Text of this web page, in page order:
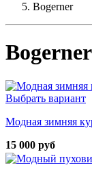
Bogerner
Bogerner
Выбрать вариант
Модная зимняя
15 000 руб